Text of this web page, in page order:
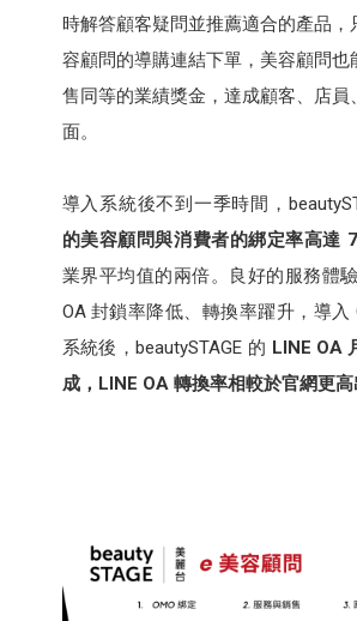
時解答顧客疑問並推薦適合的產品，
容顧問的導購連結下單，美容顧問也
售同等的業績獎金，達成顧客、店員
面。
導入系統後不到一季時間，
的美容顧問與消費者的綁定率高達
業界平均值的兩倍。良好的服務體
OA 封鎖率降低、轉換率躍升，導入
系統後，beautySTAGE 的 LINE OA
成，LINE OA 轉換率相較於官網更